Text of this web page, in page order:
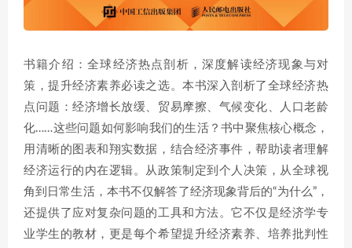
书籍介绍：全球经济热点剖析，深度解读经济现象与对
策，提升经济素养必读之选。本书深入剖析了全球经济热
点问题：经济增长放缓、贸易摩擦、气候变化、人口老龄
化……这些问题如何影响我们的生活？书中聚焦核心概念，
用清晰的图表和翔实数据，结合经济事件，帮助读者理解
经济运行的内在逻辑。从政策制定到个人决策，从全球视
角到日常生活，本书不仅解答了经济现象背后的“为什么”，
还提供了应对复杂问题的工具和方法。它不仅是经济学专
业学生的教材，更是每个希望提升经济素养、培养批判性